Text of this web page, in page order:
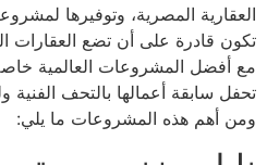
العقارية المصرية، وتوفيرها
تكون قادرة على أن تضع العقارات
مع أفضل المشروعات العالمية خاصة
تحفل سابقة أعمالها بالتحف
ومن أهم هذه المشروعات ما يلي: